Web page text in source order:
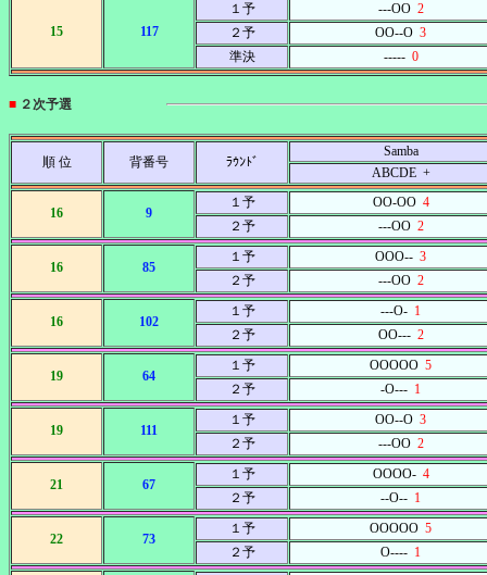
15 117
１予 ---OO2
２予
OO--O 3
準決
-----0
■ ２次予選
順 位 背番号 ﾗｳﾝﾄﾞ
Samba
ABCDE +
16 9
１予 OO-OO4
２予
---OO2
16 85
１予 OOO-- 3
２予
---OO2
16 102
１予 ---O- 1
２予
OO---2
19 64
１予 OOOOO 5
２予
-O--- 1
19 111
１予 OO--O 3
２予
---OO2
21 67
１予 OOOO-4
２予
--O-- 1
22 73
１予 OOOOO 5
２予
O---- 1